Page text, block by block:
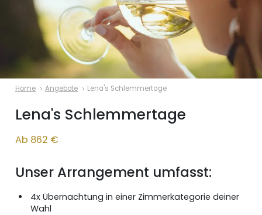
Home Angebote Lena's Schlemmertage
Lena's Schlemmertage
Ab 862 €
Unser Arrangement umfasst:
4x Übernachtung in einer Zimmerkategorie deiner
Wahl